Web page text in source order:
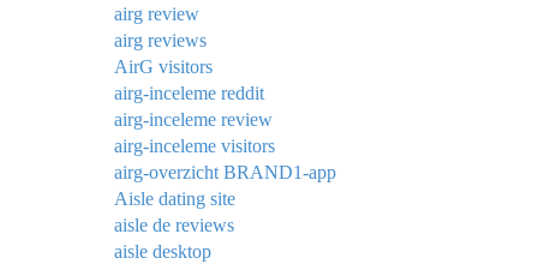
airg review
airg reviews
AirG visitors
airg-inceleme reddit
airg-inceleme review
airg-inceleme visitors
airg-overzicht BRAND1-app
Aisle dating site
aisle de reviews
aisle desktop